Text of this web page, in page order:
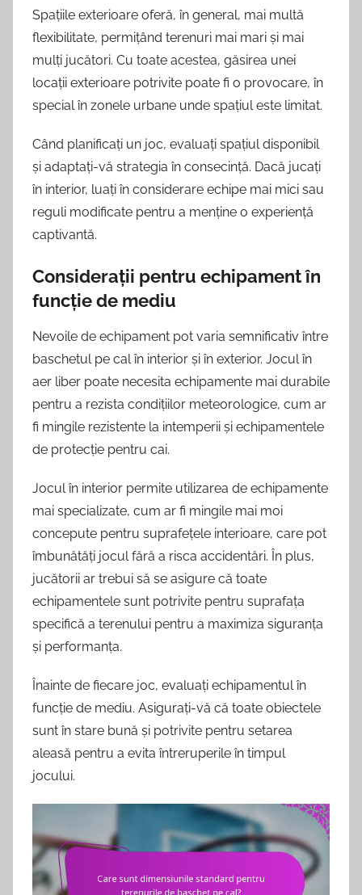
Spațiile exterioare oferă, în general, mai multă
flexibilitate, permițând terenuri mai mari și mai
mulți jucători. Cu toate acestea, găsirea unei
locații exterioare potrivite poate fi o provocare, în
special în zonele urbane unde spațiul este limitat.
Când planificați un joc, evaluați spațiul disponibil
și adaptați-vă strategia în consecință. Dacă jucați
în interior, luați în considerare echipe mai mici sau
reguli modificate pentru a menține o experiență
captivantă.
Considerații pentru echipament în
funcție de mediu
Nevoile de echipament pot varia semnificativ între
baschetul pe cal în interior și în exterior. Jocul în
aer liber poate necesita echipamente mai durabile
pentru a rezista condițiilor meteorologice, cum ar
fi mingile rezistente la intemperii și echipamentele
de protecție pentru cai.
Jocul în interior permite utilizarea de echipamente
mai specializate, cum ar fi mingile mai moi
concepute pentru suprafețele interioare, care pot
îmbunătăți jocul fără a risca accidentări. În plus,
jucătorii ar trebui să se asigure că toate
echipamentele sunt potrivite pentru suprafața
specifică a terenului pentru a maximiza siguranța
și performanța.
Înainte de fiecare joc, evaluați echipamentul în
funcție de mediu. Asigurați-vă că toate obiectele
sunt în stare bună și potrivite pentru setarea
aleasă pentru a evita întreruperile în timpul
jocului.